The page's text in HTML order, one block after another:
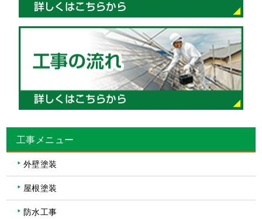
工事メニュー
外壁塗装
屋根塗装
防水工事